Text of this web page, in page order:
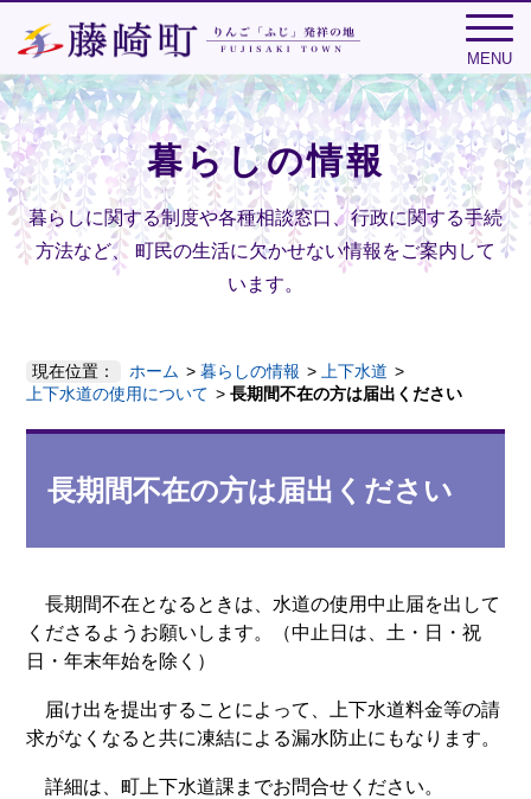
MENU
暮らしの情報
暮らしに関する制度や各種相談窓口、行政に関する手続
方法など、 町民の生活に欠かせない情報をご案内して
います。
現在位置： ホーム 暮らしの情報
上下水道
上下水道の使用について
長期間不在の方は届出ください
長期間不在の方は届出ください
長期間不在となるときは、水道の使用中止届を出して
くださるようお願いします。（中止日は、土・日・祝
日・年末年始を除く）
届け出を提出することによって、上下水道料金等の請
求がなくなると共に凍結による漏水防止にもなります。
詳細は、町上下水道課までお問合せください。